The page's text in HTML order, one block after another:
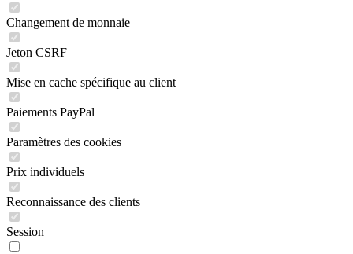
Changement de monnaie
Jeton CSRF
Mise en cache spécifique au client
Paiements PayPal
Paramètres des cookies
Prix individuels
Reconnaissance des clients
Session